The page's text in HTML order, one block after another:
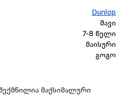
Dunlop
შავი
7-8 წელი
მაისური
გოგო
მაქსიმალური